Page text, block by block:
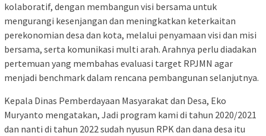
kolaboratif, dengan membangun visi bersama untuk
mengurangi kesenjangan dan meningkatkan keterkaitan
perekonomian desa dan kota, melalui penyamaan visi dan misi
bersama, serta komunikasi multi arah. Arahnya perlu diadakan
pertemuan yang membahas evaluasi target RPJMN agar
menjadi benchmark dalam rencana pembangunan selanjutnya.
Kepala Dinas Pemberdayaan Masyarakat dan Desa, Eko
Muryanto mengatakan, Jadi program kami di tahun 2020/2021
dan nanti di tahun 2022 sudah nyusun RPK dan dana desa itu